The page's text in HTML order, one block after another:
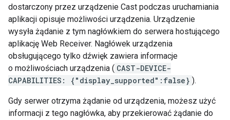
dostarczony przez urządzenie Cast podczas uruchamiania
aplikacji opisuje możliwości urządzenia. Urządzenie
wysyła żądanie z tym nagłówkiem do serwera hostującego
aplikację Web Receiver. Nagłówek urządzenia
obsługującego tylko dźwięk zawiera informacje
o możliwościach urządzenia ( CAST-DEVICE-
CAPABILITIES: {"display_supported":false} ).
Gdy serwer otrzyma żądanie od urządzenia, możesz użyć
informacji z tego nagłówka, aby przekierować żądanie do